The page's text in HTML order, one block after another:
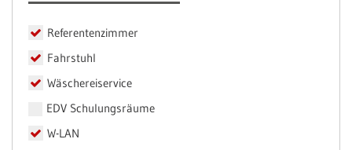
Referentenzimmer
Fahrstuhl
Wäschereiservice
EDV Schulungsräume
W-LAN